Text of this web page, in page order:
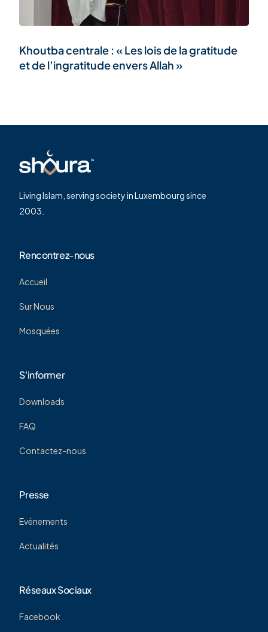
Khoutba centrale : « Les lois de la gratitude
et de l’ingratitude envers Allah »
Living Islam, serving society in Luxembourg since
2003.
Rencontrez-nous
Accueil
Sur Nous
Mosquées
S'informer
Downloads
FAQ
Contactez-nous
Presse
Evénements
Actualités
Réseaux Sociaux
Facebook